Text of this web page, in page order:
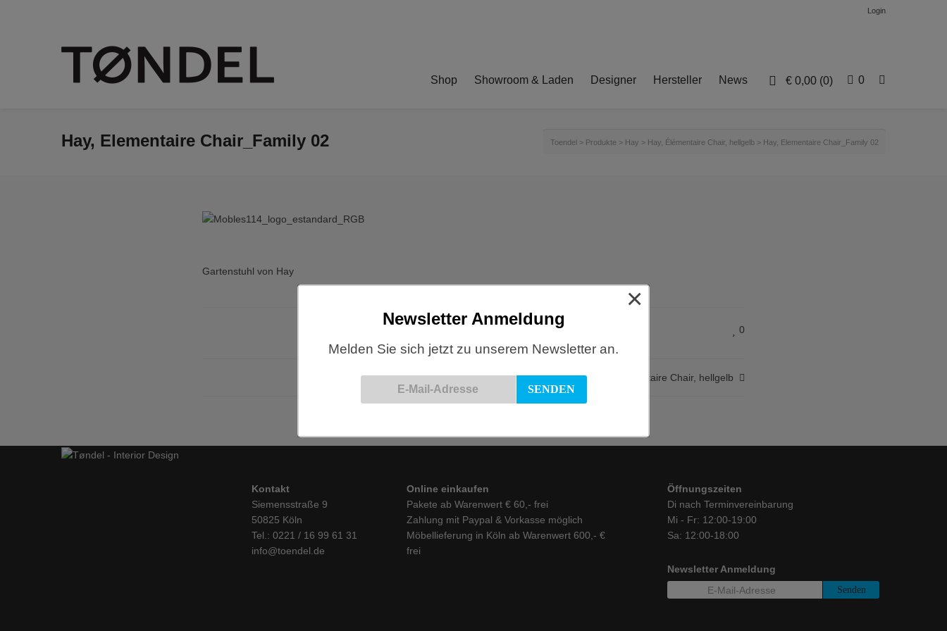
Login
€ 0,00 (0) 0
Shop Showroom & Laden Designer Hersteller News
Hay, Elementaire Chair_Family 02 Toendel > Produkte > Hay > Hay, Élémentaire Chair, hellgelb > Hay, Elementaire Chair_Family 02
Gartenstuhl von Hay
0
Hay, Élémentaire Chair, hellgelb
Kontakt
Siemensstraße 9
50825 Köln
Tel.: 0221 / 16 99 61 31
info@toendel.de
Online einkaufen
Pakete ab Warenwert € 60,- frei
Zahlung mit Paypal & Vorkasse möglich
Möbellieferung in Köln ab Warenwert 600,- €
frei
Öffnungszeiten
Di nach Terminvereinbarung
Mi - Fr: 12:00-19:00
Sa: 12:00-18:00
Newsletter Anmeldung
Newsletter Anmeldung
Melden Sie sich jetzt zu unserem Newsletter an.
×